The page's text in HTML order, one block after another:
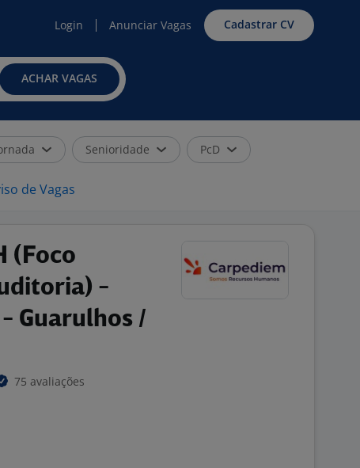
Login Anunciar Vagas Cadastrar CV
ACHAR VAGAS
Senioridade PcD
de Vagas
(Foco
-
Guarulhos /
75 avaliações